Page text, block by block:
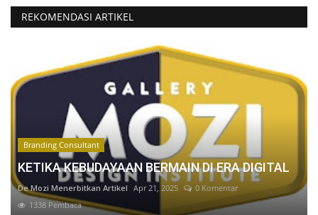
REKOMENDASI ARTIKEL
Branding Consultant
KETIKA KEBUDAYAAN BERMAIN DI ERA DIGITAL
De Mozi Menerbitkan Artikel Apr 21, 2025
0 Komentar
1338 Pembaca